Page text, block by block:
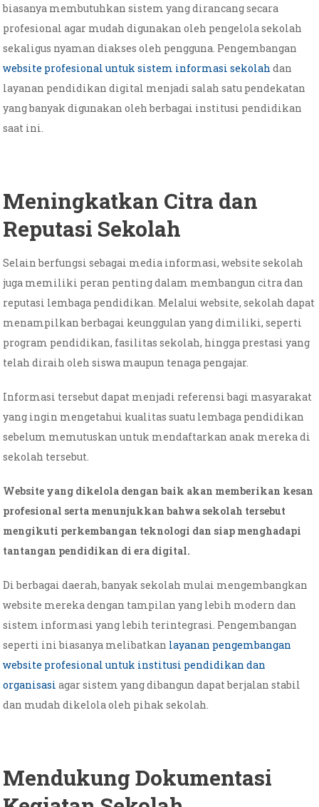
biasanya membutuhkan sistem yang dirancang secara
profesional agar mudah digunakan oleh pengelola sekolah
sekaligus nyaman diakses oleh pengguna. Pengembangan
website profesional untuk sistem informasi sekolah dan
layanan pendidikan digital menjadi salah satu pendekatan
yang banyak digunakan oleh berbagai institusi pendidikan
saat ini.
Meningkatkan Citra dan
Reputasi Sekolah
Selain berfungsi sebagai media informasi, website sekolah
juga memiliki peran penting dalam membangun citra dan
reputasi lembaga pendidikan. Melalui website, sekolah dapat
menampilkan berbagai keunggulan yang dimiliki, seperti
program pendidikan, fasilitas sekolah, hingga prestasi yang
telah diraih oleh siswa maupun tenaga pengajar.
Informasi tersebut dapat menjadi referensi bagi masyarakat
yang ingin mengetahui kualitas suatu lembaga pendidikan
sebelum memutuskan untuk mendaftarkan anak mereka di
sekolah tersebut.
Website yang dikelola dengan baik akan memberikan kesan
profesional serta menunjukkan bahwa sekolah tersebut
mengikuti perkembangan teknologi dan siap menghadapi
tantangan pendidikan di era digital.
Di berbagai daerah, banyak sekolah mulai mengembangkan
website mereka dengan tampilan yang lebih modern dan
sistem informasi yang lebih terintegrasi. Pengembangan
seperti ini biasanya melibatkan layanan pengembangan
website profesional untuk institusi pendidikan dan
organisasi agar sistem yang dibangun dapat berjalan stabil
dan mudah dikelola oleh pihak sekolah.
Mendukung Dokumentasi